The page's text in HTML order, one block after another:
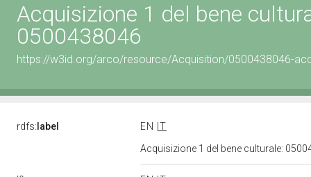
Acquisizione 1 del bene
0500438046
https://w3id.org/arco/resource/Acquisition/0500438046-
rdfs: label EN
IT
Acquisizione 1 del bene culturale: